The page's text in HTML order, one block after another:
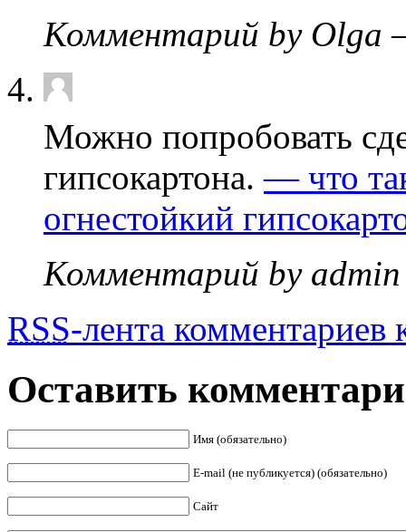
Комментарий by Olga
Можно попробовать
гипсокартона.— что
огнестойкий
Комментарий by
RSS-лента комментариев
Оставить
Имя (обязательно)
E-mail (не публикуется) (обязательно)
Сайт